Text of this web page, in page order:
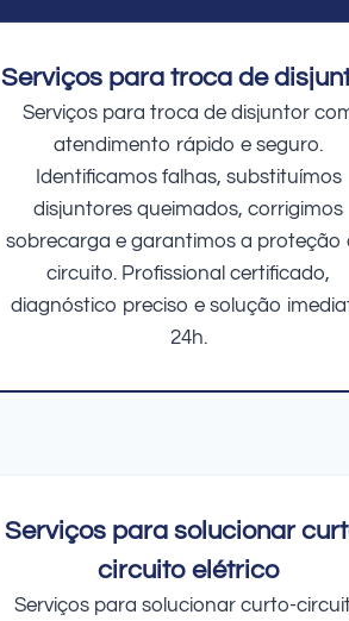
Serviços para troca de
Serviços para troca de disjuntor
atendimento rápido e seguro.
Identificamos falhas, substituímos
disjuntores queimados, corrigimos
sobrecarga e garantimos a proteção
circuito. Profissional certificado,
diagnóstico preciso e solução
24h.
Serviços para solucionar
circuito elétrico
Serviços para solucionar curto-